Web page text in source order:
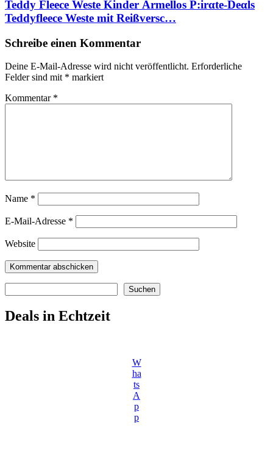
Teddy Fleece Weste Kinder Ärmellos P:irαtе-Dеαls
Teddyfleece Weste mit Reißversc…
Schreibe einen Kommentar
Deine E-Mail-Adresse wird nicht veröffentlicht. Erforderliche
Felder sind mit * markiert
Kommentar *
Name *
E-Mail-Adresse *
Website
Suchen
Deals in Echtzeit
W
ha
ts
A
p
p